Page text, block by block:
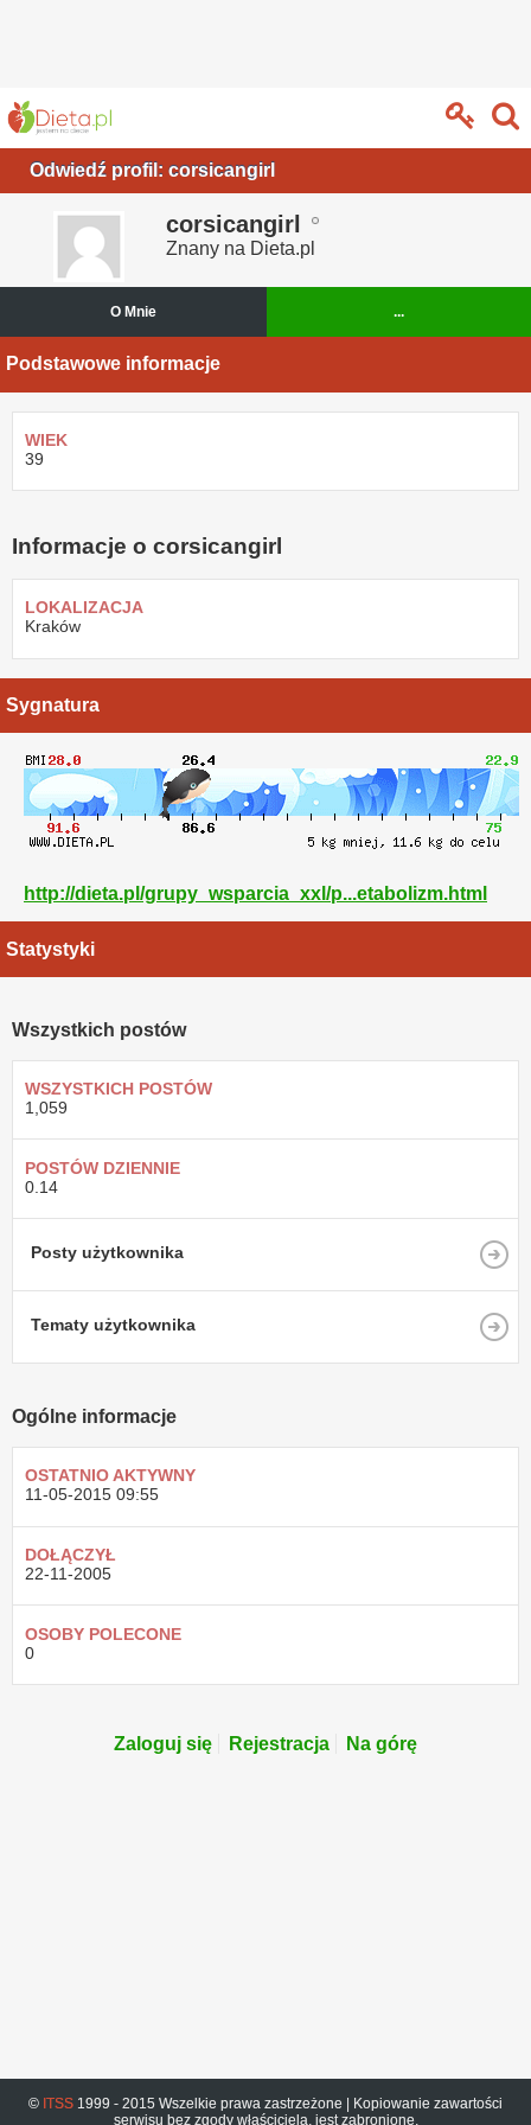
Odwiedź profil: corsicangirl
corsicangirl
Znany na Dieta.pl
O Mnie ...
Podstawowe informacje
WIEK
39
Informacje o corsicangirl
LOKALIZACJA
Kraków
Sygnatura
http://dieta.pl/grupy_wsparcia_xxl/p...etabolizm.html
Statystyki
Wszystkich postów
WSZYSTKICH POSTÓW
1,059
POSTÓW DZIENNIE
0.14
Posty użytkownika
Tematy użytkownika
Ogólne informacje
OSTATNIO AKTYWNY
11-05-2015 09:55
DOŁĄCZYŁ
22-11-2005
OSOBY POLECONE
0
Zaloguj się Rejestracja Na górę
© ITSS 1999 - 2015 Wszelkie prawa zastrzeżone | Kopiowanie zawartości
serwisu bez zgody właściciela, jest zabronione.